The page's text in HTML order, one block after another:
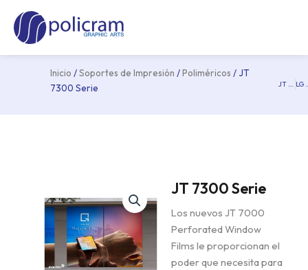
contenido
Inicio /Soportes de Impresión /Poliméricos / JT
7300 Serie
JT 8300 WM-RT DOT FLOOR
JT 7300 Serie
Los nuevos JT 7000
Perforated Window
Films le proporcionan el
poder que necesita para